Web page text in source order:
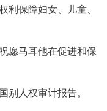
利保障妇女、儿童、
愿马耳他在促进和保
别人权审计报告。